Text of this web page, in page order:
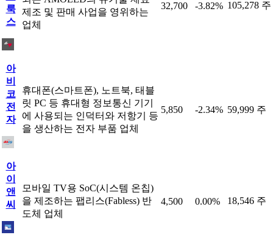
룩
스
제조 및 판매 사업을 영위하는
업체
32,700 -3.82% 105,278 주
아
비
코
전
자
휴대폰(스마트폰), 노트북, 태블
릿 PC 등 휴대형 정보통신 기기
에 사용되는 인덕터와 저항기 등
을 생산하는 전자 부품 업체
5,850 -2.34% 59,999 주
아
이
앤
씨
모바일 TV용 SoC(시스템 온칩)
을 제조하는 팹리스(Fabless) 반
도체 업체
4,500 0.00% 18,546 주